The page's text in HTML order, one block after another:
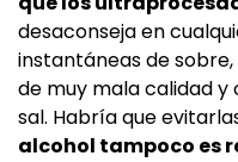
desaconseja en
instantáneas de
de muy mala calidad
sal. Habría que
alcohol tampoco es